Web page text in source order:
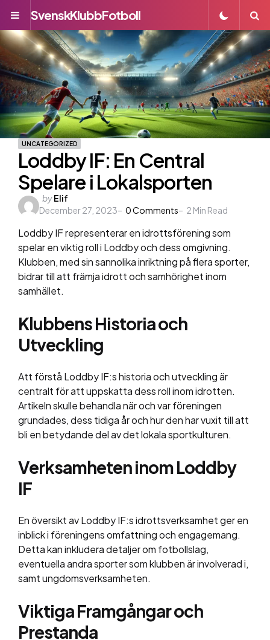
Menu
SvenskKlubbFotboll
UNCATEGORIZED
Loddby IF: En Central
Spelare i Lokalsporten
Posted
by
byElif
December 27, 2023
0Comments 2 Min Read
Loddby IF representerar en idrottsförening som
spelar en viktig roll i Loddby och dess omgivning.
Klubben, med sin sannolika inriktning på flera sporter,
bidrar till att främja idrott och samhörighet inom
samhället.
Klubbens Historia och
Utveckling
Att förstå Loddby IF:s historia och utveckling är
centralt för att uppskatta dess roll inom idrotten.
Artikeln skulle behandla när och var föreningen
grundades, dess tidiga år och hur den har vuxit till att
bli en betydande del av det lokala sportkulturen.
Verksamheten inom Loddby
IF
En översikt av Loddby IF:s idrottsverksamhet ger en
inblick i föreningens omfattning och engagemang.
Detta kan inkludera detaljer om fotbollslag,
eventuella andra sporter som klubben är involverad i,
samt ungdomsverksamheten.
Viktiga Framgångar och
Prestanda